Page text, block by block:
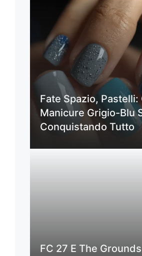
Fate Spazio, Pastelli:
Manicure Grigio-Blu
Conquistando Tutto
FC 27 E The